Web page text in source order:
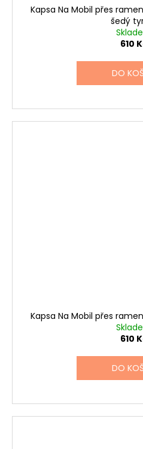
Kapsa Na Mobil přes
šedý
610
DO
Kapsa Na Mobil přes
610
DO